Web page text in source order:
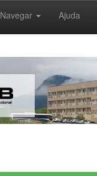
Navegar Ajuda